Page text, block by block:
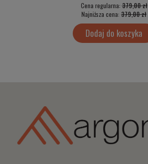
Cena regularna:379,00 zł
Najniższa cena: 379,00 zł
Dodaj do koszyka